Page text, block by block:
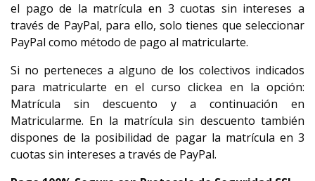
el pago de la matrícula en 3 cuotas sin intereses a
través de PayPal, para ello, solo tienes que seleccionar
PayPal como método de pago al matricularte.
Si no perteneces a alguno de los colectivos indicados
para matricularte en el curso clickea en la opción:
Matrícula sin descuento y a continuación en
Matricularme. En la matrícula sin descuento también
dispones de la posibilidad de pagar la matrícula en 3
cuotas sin intereses a través de PayPal.